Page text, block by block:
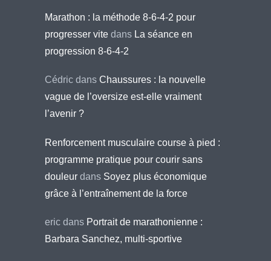
Marathon : la méthode 8-6-4-2 pour
progresser vite dans La séance en
progression 8-6-4-2
Cédric dans Chaussures : la nouvelle
vague de l’oversize est-elle vraiment
l’avenir ?
Renforcement musculaire course à pied :
programme pratique pour courir sans
douleur dans Soyez plus économique
grâce à l’entraînement de la force
eric dans Portrait de marathonienne :
Barbara Sanchez, multi-sportive